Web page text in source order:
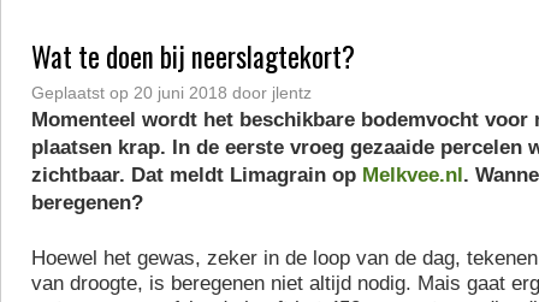
Wat te doen bij neerslagtekort?
Geplaatst op 20 juni 2018 door jlentz
Momenteel wordt het beschikbare bodemvocht voor
plaatsen krap. In de eerste vroeg gezaaide percelen
zichtbaar. Dat meldt Limagrain op Melkvee.nl.
beregenen?
Hoewel het gewas, zeker in de loop van de dag,
van droogte, is beregenen niet altijd nodig. Mais gaat